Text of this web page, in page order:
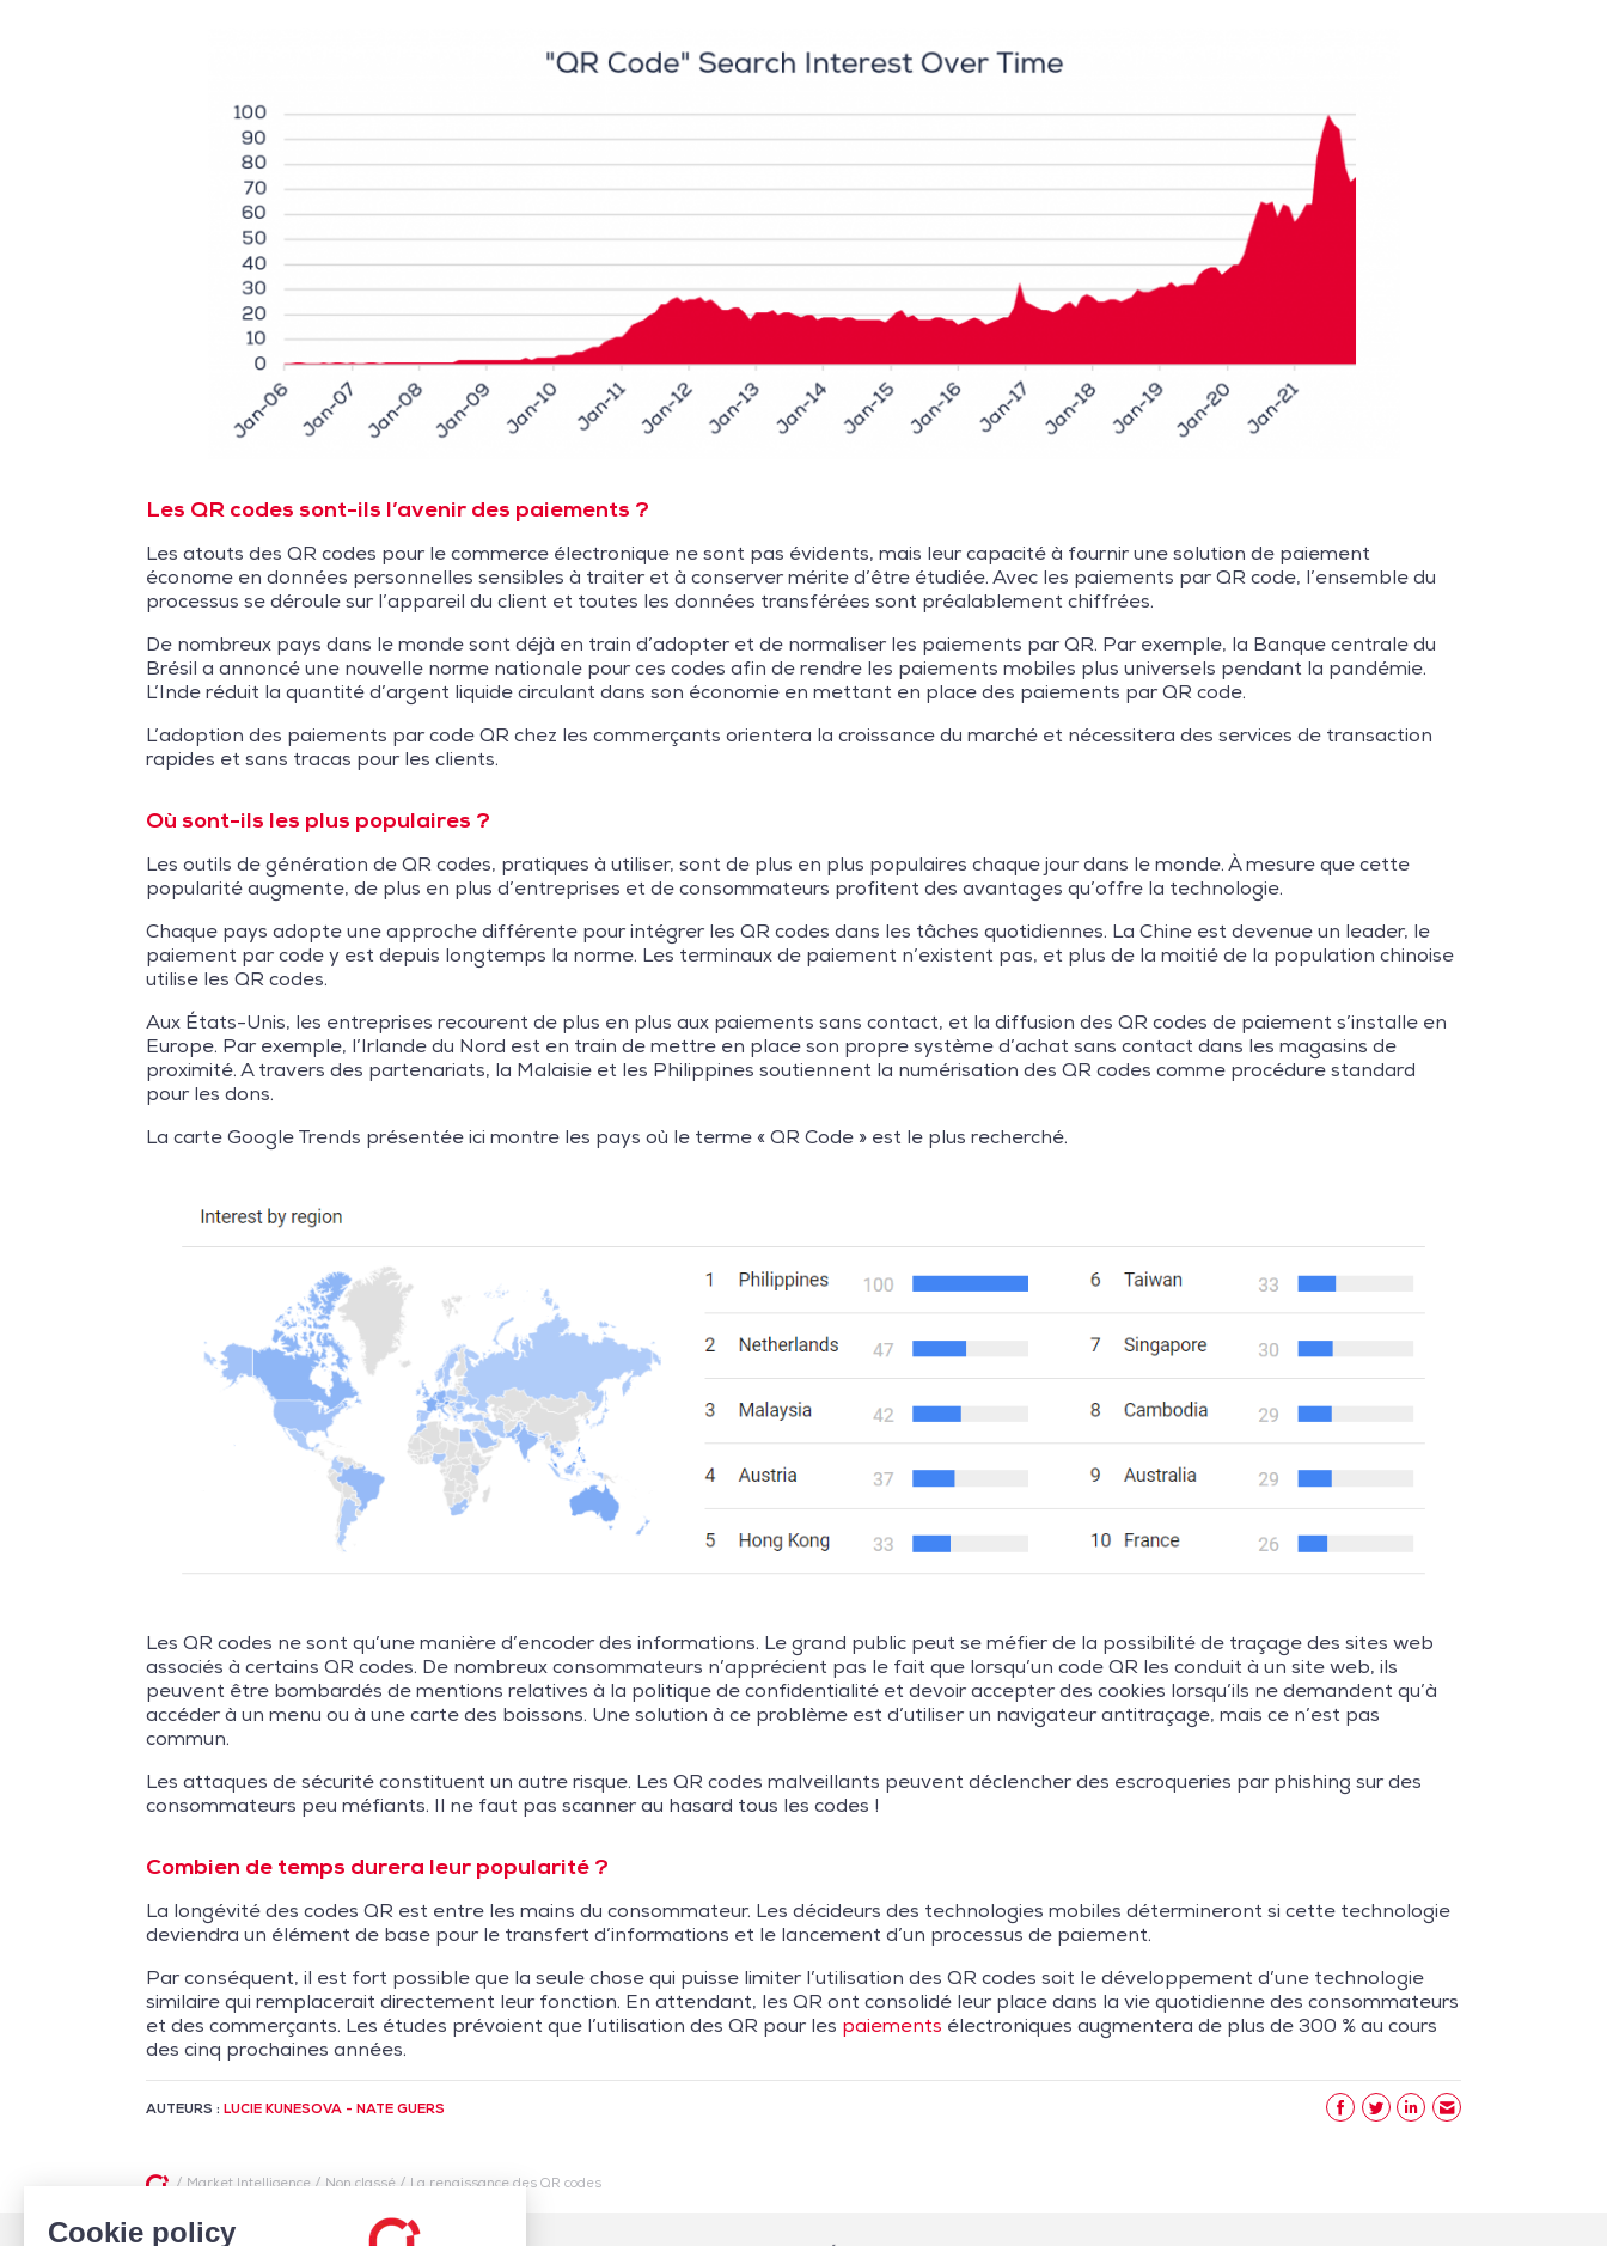
Cookie policy
Les QR codes sont-ils l’avenir des paiements ?
Les atouts des QR codes pour le commerce électronique ne sont pas évidents, mais leur capacité à fournir une solution de paiement
économe en données personnelles sensibles à traiter et à conserver mérite d’être étudiée. Avec les paiements par QR code, l’ensemble du
processus se déroule sur l’appareil du client et toutes les données transférées sont préalablement chiffrées.
De nombreux pays dans le monde sont déjà en train d’adopter et de normaliser les paiements par QR. Par exemple, la Banque centrale du
Brésil a annoncé une nouvelle norme nationale pour ces codes afin de rendre les paiements mobiles plus universels pendant la pandémie.
L’Inde réduit la quantité d’argent liquide circulant dans son économie en mettant en place des paiements par QR code.
L’adoption des paiements par code QR chez les commerçants orientera la croissance du marché et nécessitera des services de transaction
rapides et sans tracas pour les clients.
Où sont-ils les plus populaires ?
Les outils de génération de QR codes, pratiques à utiliser, sont de plus en plus populaires chaque jour dans le monde. À mesure que cette
popularité augmente, de plus en plus d’entreprises et de consommateurs profitent des avantages qu’offre la technologie.
Chaque pays adopte une approche différente pour intégrer les QR codes dans les tâches quotidiennes. La Chine est devenue un leader, le
paiement par code y est depuis longtemps la norme. Les terminaux de paiement n’existent pas, et plus de la moitié de la population chinoise
utilise les QR codes.
Aux États-Unis, les entreprises recourent de plus en plus aux paiements sans contact, et la diffusion des QR codes de paiement s’installe en
Europe. Par exemple, l’Irlande du Nord est en train de mettre en place son propre système d’achat sans contact dans les magasins de
proximité. A travers des partenariats, la Malaisie et les Philippines soutiennent la numérisation des QR codes comme procédure standard
pour les dons.
La carte Google Trends présentée ici montre les pays où le terme « QR Code » est le plus recherché.
Les QR codes ne sont qu’une manière d’encoder des informations. Le grand public peut se méfier de la possibilité de traçage des sites web
associés à certains QR codes. De nombreux consommateurs n’apprécient pas le fait que lorsqu’un code QR les conduit à un site web, ils
peuvent être bombardés de mentions relatives à la politique de confidentialité et devoir accepter des cookies lorsqu’ils ne demandent qu’à
accéder à un menu ou à une carte des boissons. Une solution à ce problème est d’utiliser un navigateur antitraçage, mais ce n’est pas
commun.
Les attaques de sécurité constituent un autre risque. Les QR codes malveillants peuvent déclencher des escroqueries par phishing sur des
consommateurs peu méfiants. Il ne faut pas scanner au hasard tous les codes !
Combien de temps durera leur popularité ?
La longévité des codes QR est entre les mains du consommateur. Les décideurs des technologies mobiles détermineront si cette technologie
deviendra un élément de base pour le transfert d’informations et le lancement d’un processus de paiement.
Par conséquent, il est fort possible que la seule chose qui puisse limiter l’utilisation des QR codes soit le développement d’une technologie
similaire qui remplacerait directement leur fonction. En attendant, les QR ont consolidé leur place dans la vie quotidienne des consommateurs
et des commerçants. Les études prévoient que l’utilisation des QR pour les paiements électroniques augmentera de plus de 300 % au cours
des cinq prochaines années.
AUTEURS : LUCIE KUNESOVA - NATE GUERS
/ Market Intelligence / Non classé / La renaissance des QR codes